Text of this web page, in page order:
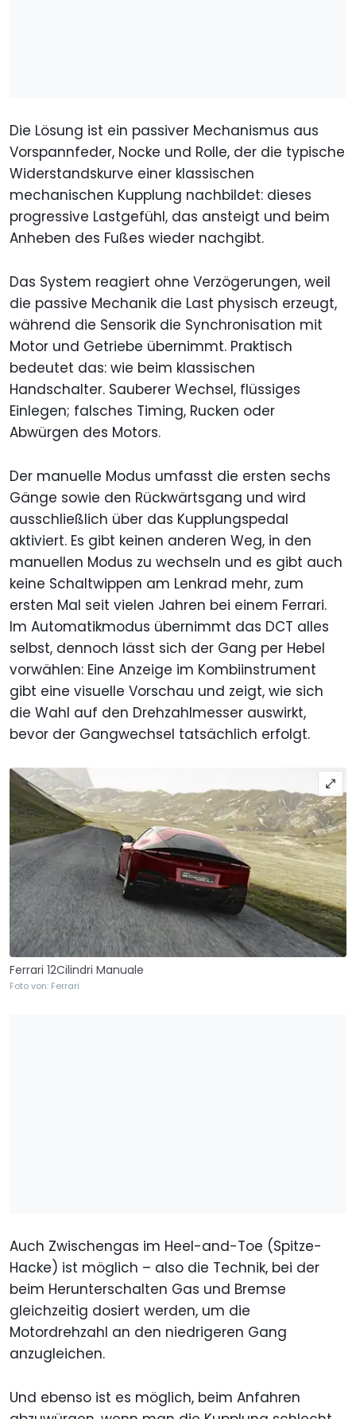
Die Lösung ist ein passiver Mechanismus aus
Vorspannfeder, Nocke und Rolle, der die typische
Widerstandskurve einer klassischen
mechanischen Kupplung nachbildet: dieses
progressive Lastgefühl, das ansteigt und beim
Anheben des Fußes wieder nachgibt.
Das System reagiert ohne Verzögerungen, weil
die passive Mechanik die Last physisch erzeugt,
während die Sensorik die Synchronisation mit
Motor und Getriebe übernimmt. Praktisch
bedeutet das: wie beim klassischen
Handschalter. Sauberer Wechsel, flüssiges
Einlegen; falsches Timing, Rucken oder
Abwürgen des Motors.
Der manuelle Modus umfasst die ersten sechs
Gänge sowie den Rückwärtsgang und wird
ausschließlich über das Kupplungspedal
aktiviert. Es gibt keinen anderen Weg, in den
manuellen Modus zu wechseln und es gibt auch
keine Schaltwippen am Lenkrad mehr, zum
ersten Mal seit vielen Jahren bei einem Ferrari.
Im Automatikmodus übernimmt das DCT alles
selbst, dennoch lässt sich der Gang per Hebel
vorwählen: Eine Anzeige im Kombiinstrument
gibt eine visuelle Vorschau und zeigt, wie sich
die Wahl auf den Drehzahlmesser auswirkt,
bevor der Gangwechsel tatsächlich erfolgt.
Ferrari 12Cilindri Manuale
Foto von: Ferrari
Auch Zwischengas im Heel-and-Toe (Spitze-
Hacke) ist möglich – also die Technik, bei der
beim Herunterschalten Gas und Bremse
gleichzeitig dosiert werden, um die
Motordrehzahl an den niedrigeren Gang
anzugleichen.
Und ebenso ist es möglich, beim Anfahren